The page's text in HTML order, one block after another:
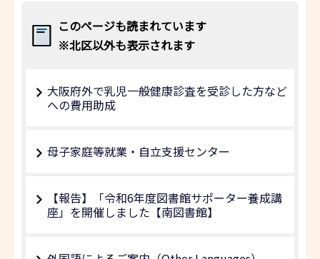
このページも読まれています
※北区以外も表示されます
大阪府外で乳児一般健康診査を受診した方など
への費用助成
母子家庭等就業・自立支援センター
【報告】「令和6年度図書館サポーター養成講
座」を開催しました【南図書館】